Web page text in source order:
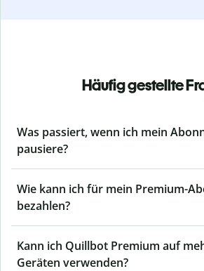
Häufig gestellte
Was passiert, wenn ich mein
pausiere?
Wie kann ich für mein Premium-
bezahlen?
Kann ich Quillbot Premium auf
Geräten verwenden?